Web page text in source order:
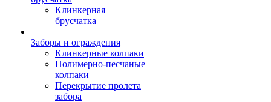
Клинкерная
брусчатка
Заборы и ограждения
Клинкерные колпаки
Полимерно-песчаные
колпаки
Перекрытие пролета
забора